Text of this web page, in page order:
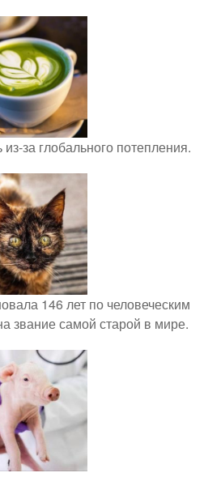
за глобального потепления.
146 лет по человеческим
звание самой старой в мире.